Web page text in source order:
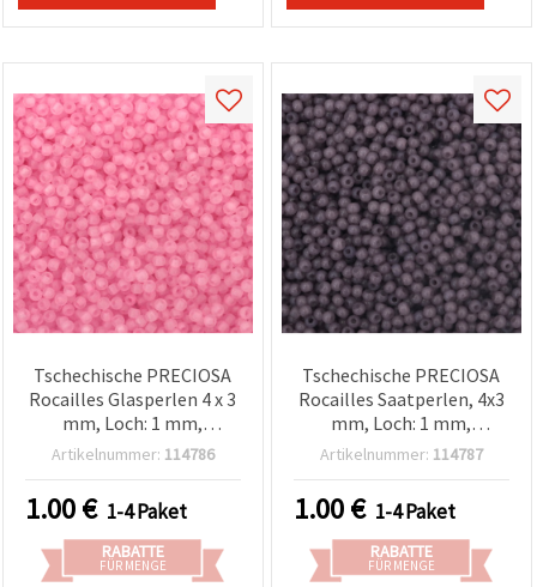
Tschechische PRECIOSA
Rocailles Glasperlen 4 x 3
mm, Loch: 1 mm,
transparent matt rosa, 20
Artikelnummer: 114786
1.00€ 1-4 Paket
RABATTE
FÜR MENGE
Tschechische PRECIOSA
Rocailles Saatperlen, 4x3
mm, Loch: 1 mm,
transluzent Pastell-Lila,
Artikelnummer: 114787
1.00€ 1-4 Paket
RABATTE
FÜR MENGE